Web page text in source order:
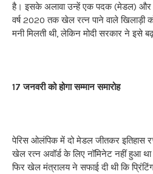
है। इसके अलावा उन्हें एक पदक (मेडल) और
वर्ष 2020 तक खेल रत्न पाने वाले खिलाड़ी
मनी मिलती थी, लेकिन मोदी सरकार ने इसे
17 जनवरी को होगा सम्मान समारोह
पेरिस ओलंपिक में दो मेडल जीतकर इतिहास
खेल रत्न अवॉर्ड के लिए नॉमिनेट नहीं हुआ
फिर खेल मंत्रालय ने सफाई दी थी कि